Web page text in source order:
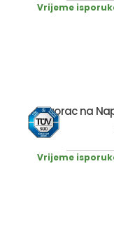
Vrijeme
Dvorac na
Vrijeme